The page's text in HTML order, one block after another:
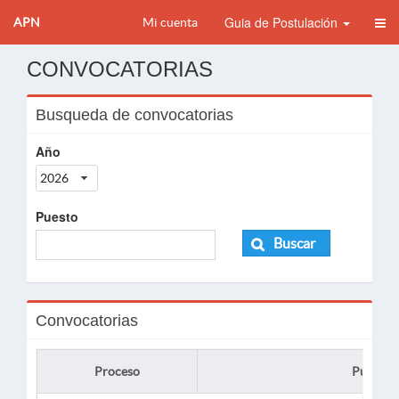
APN Mi cuenta Guia de Postulación
CONVOCATORIAS
Busqueda de convocatorias
Año
2026
Puesto
Buscar
Convocatorias
Proceso Puesto